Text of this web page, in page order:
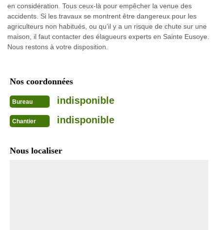
en considération. Tous ceux-là pour empêcher la venue des
accidents. Si les travaux se montrent être dangereux pour les
agriculteurs non habitués, ou qu’il y a un risque de chute sur une
maison, il faut contacter des élagueurs experts en Sainte Eusoye.
Nous restons à votre disposition.
Nos coordonnées
Bureau indisponible
Chantier indisponible
Nous localiser